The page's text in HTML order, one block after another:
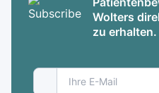
Wolters
zu erhalten.